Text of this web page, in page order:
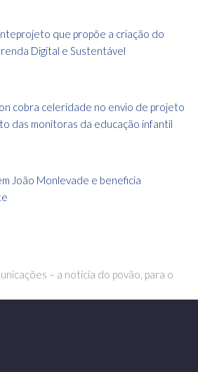
que propõe a criação do
Digital e Sustentável
cobra celeridade no envio de projeto
das monitoras da educação infantil
João Monlevade e beneficia
– a notícia do povão, para o